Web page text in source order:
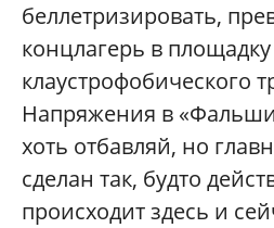
беллетризировать,
концлагерь в площадку
клаустрофобического
Напряжения в
хоть отбавляй, но
сделан так, будто
происходит здесь и